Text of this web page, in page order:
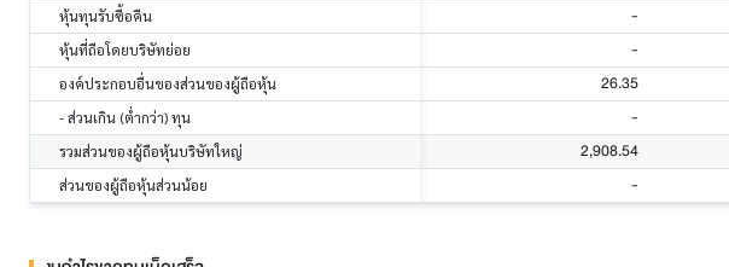
หุ้นทุนรับซื้อคืน -
หุ้นที่ถือโดยบริษัทย่อย -
องค์ประกอบอื่นของส่วนของผู้ถือหุ้น 26.35
- ส่วนเกิน (ต่ำกว่า) ทุน -
รวมส่วนของผู้ถือหุ้นบริษัทใหญ่ 2,908.54
ส่วนของผู้ถือหุ้นส่วนน้อย -